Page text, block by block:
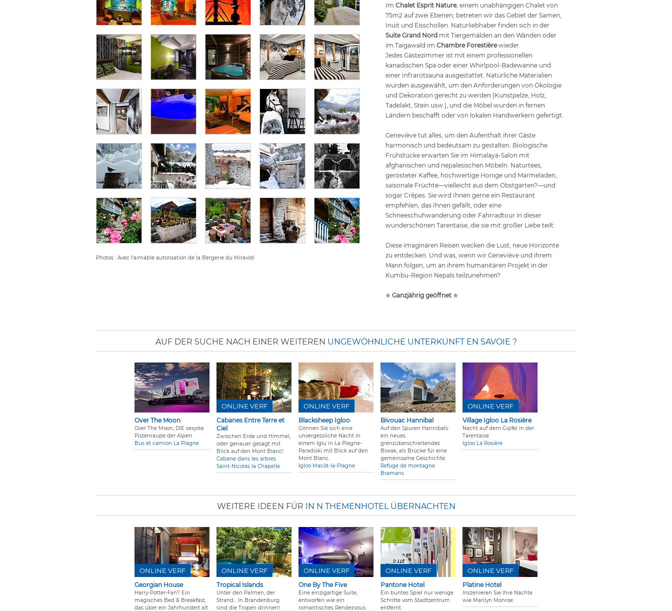
Photos : Avec l'aimable autorisation de la Bergerie du Miravidi
Im Chalet Esprit Nature, einem unabhängigen Chalet von
75m2 auf zwei Ebenen, betreten wir das Gebiet der Samen,
Inuit und Eisschollen. Naturliebhaber finden sich in der
Suite Grand Nord mit Tiergemälden an den Wänden oder
im Taigawald im Chambre Forestièrewieder.
Jedes Gästezimmer ist mit einem professionellen
kanadischen Spa oder einer Whirlpool-Badewanne und
einer Infrarotsauna ausgestattet. Natürliche Materialien
wurden ausgewählt, um den Anforderungen von Ökologie
und Dekoration gerecht zu werden (Kunstpelze, Holz,
Tadelakt, Stein usw.), und die Möbel wurden in fernen
Ländern beschafft oder von lokalen Handwerkern gefertigt.
Geneviève tut alles, um den Aufenthalt ihrer Gäste
harmonisch und bedeutsam zu gestalten. Biologische
Frühstücke erwarten Sie im Himalaya-Salon mit
afghanischen und nepalesischen Möbeln. Naturtees,
gerösteter Kaffee, hochwertige Honige und Marmeladen,
saisonale Früchte—vielleicht aus dem Obstgarten?—und
sogar Crêpes. Sie wird Ihnen gerne ein Restaurant
empfehlen, das Ihnen gefällt, oder eine
Schneeschuhwanderung oder Fahrradtour in dieser
wunderschönen Tarentaise, die sie mit großer Liebe teilt.
Diese imaginären Reisen wecken die Lust, neue Horizonte
zu entdecken. Und was, wenn wir Geneviève und ihrem
Mann folgen, um an ihrem humanitären Projekt in der
Kumbu-Region Nepals teilzunehmen?
✯ Ganzjährig geöffnet ✯
AUF DER SUCHE NACH EINER WEITEREN UNGEWÖHNLICHE UNTERKUNFT EN SAVOIE ?
Over The Moon
Over The Moon, DIE sexyste
Pistenraupe der Alpen
Bus et camion La Plagne
Cabanes Entre Terre et
Ciel
Zwischen Erde und Himmel,
oder genauer gesagt mit
Blick auf den Mont Blanc!
Cabane dans les arbres
Saint-Nicolas la Chapelle
ONLINE VERF
Blacksheep Igloo
Gönnen Sie sich eine
unvergessliche Nacht in
einem Iglu in La Plagne-
Paradiski mit Blick auf den
Mont Blanc.
Igloo Macôt-la-Plagne
ONLINE VERF
Bivouac Hannibal
Auf den Spuren Hannibals:
ein neues
grenzüberschreitendes
Biwak, als Brücke für eine
gemeinsame Geschichte.
Refuge de montagne
Bramans
Village Igloo La Rosière
Nacht auf dem Gipfel in der
Tarentaise
Igloo La Rosière
ONLINE VERF
WEITERE IDEEN FÜR IN N THEMENHOTEL ÜBERNACHTEN
Georgian House
Harry-Potter-Fan? Ein
magisches Bed & Breakfast,
das über ein Jahrhundert alt
ONLINE VERF
Tropical Islands
Unter den Palmen, der
Strand... In Brandenburg
sind die Tropen drinnen!
ONLINE VERF
One By The Five
Eine einzigartige Suite,
entworfen wie ein
romantisches Rendezvous:
ONLINE VERF
Pantone Hotel
Ein buntes Spiel nur wenige
Schritte vom Stadtzentrum
entfernt.
ONLINE VERF
Platine Hotel
Inszenieren Sie Ihre Nächte
wie Marilyn Monroe.
ONLINE VERF